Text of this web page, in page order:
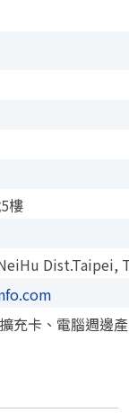
樓
Dist.Taipei,
充卡、電腦週邊